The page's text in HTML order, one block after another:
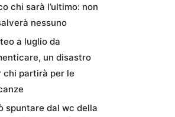
chi sarà l’ultimo: non
nessuno
a luglio da
un disastro
chi partirà per le
spuntare dal wc della